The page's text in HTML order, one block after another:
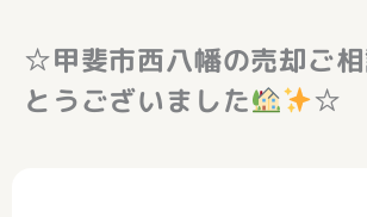
☆甲斐市西八幡の売却ご
とうございました
☆